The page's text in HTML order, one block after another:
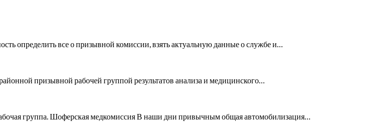
определить все о призывной комиссии, взять актуальную данные о службе и…
призывной рабочей группой результатов анализа и медицинского…
группа. Шоферская медкомиссия В наши дни привычным общая автомобилизация…